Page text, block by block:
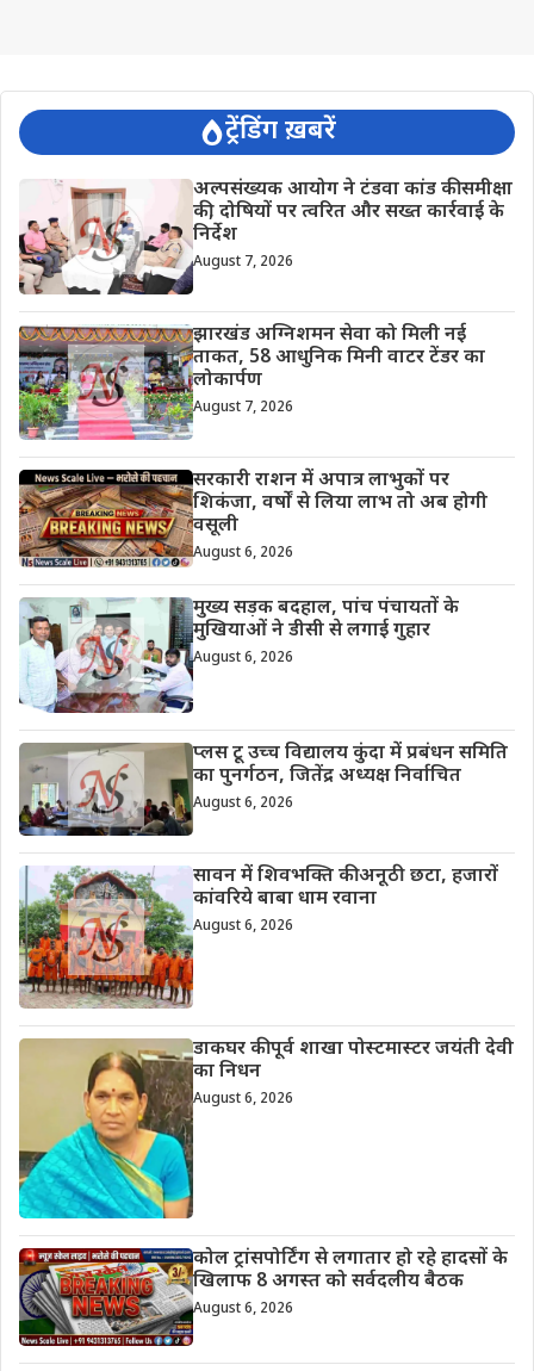
ट्रेंडिंग ख़बरें
अल्पसंख्यक आयोग ने टंडवा कांड की समीक्षा
की, दोषियों पर त्वरित और सख्त कार्रवाई के
निर्देश
August 7, 2026
झारखंड अग्निशमन सेवा को मिली नई
ताकत, 58 आधुनिक मिनी वाटर टेंडर का
लोकार्पण
August 7, 2026
सरकारी राशन में अपात्र लाभुकों पर
शिकंजा, वर्षों से लिया लाभ तो अब होगी
वसूली
August 6, 2026
मुख्य सड़क बदहाल, पांच पंचायतों के
मुखियाओं ने डीसी से लगाई गुहार
August 6, 2026
प्लस टू उच्च विद्यालय कुंदा में प्रबंधन समिति
का पुनर्गठन, जितेंद्र अध्यक्ष निर्वाचित
August 6, 2026
सावन में शिवभक्ति की अनूठी छटा, हजारों
कांवरिये बाबा धाम रवाना
August 6, 2026
डाकघर की पूर्व शाखा पोस्टमास्टर जयंती देवी
का निधन
August 6, 2026
कोल ट्रांसपोर्टिंग से लगातार हो रहे हादसों के
खिलाफ 8 अगस्त को सर्वदलीय बैठक
August 6, 2026